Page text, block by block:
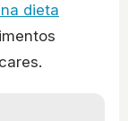
dieta